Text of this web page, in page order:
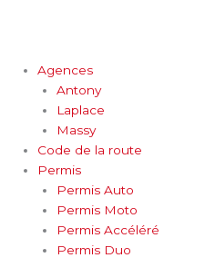
Agences
Antony
Laplace
Massy
Code de la route
Permis
Permis Auto
Permis Moto
Permis Accéléré
Permis Duo